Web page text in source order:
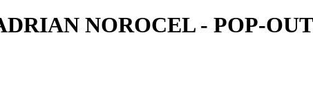
NOROCEL - POP-